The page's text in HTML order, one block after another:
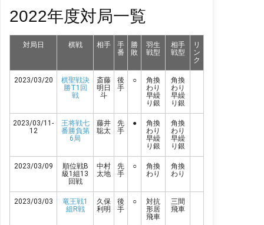
2022年度対局一覧
対局日 棋戦 相手
手
番
勝
敗
羽生
戦型
相手
戦型
リ
ン
ク
2023/03/20
棋聖戦決
勝T1回
戦
斎藤
明日
斗
後
手
○
角換
わり
早繰
り銀
角換
わり
早繰
り銀
2023/03/11-
12
王将戦七
番勝負第
6局
藤井
聡太
先
手
●
角換
わり
早繰
り銀
角換
わり
早繰
り銀
2023/03/09
順位戦B
級1組13
回戦
中村
太地
先
手
○
角換
わり
角換
わり
2023/03/03
竜王戦1
組R戦
久保
利明
後
手
○
対抗
形居
飛車
三間
飛車